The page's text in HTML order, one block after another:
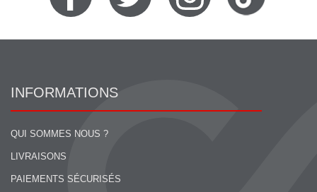
INFORMATIONS
QUI SOMMES NOUS ?
LIVRAISONS
PAIEMENTS SÉCURISÉS